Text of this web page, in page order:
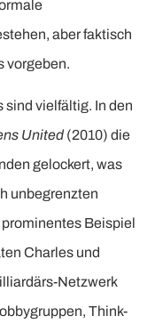
aber faktisch
vorgeben.
vielfältig. In den
United(2010) die
gelockert, was
unbegrenzten
Beispiel
Charles und
Netzwerk
Think-